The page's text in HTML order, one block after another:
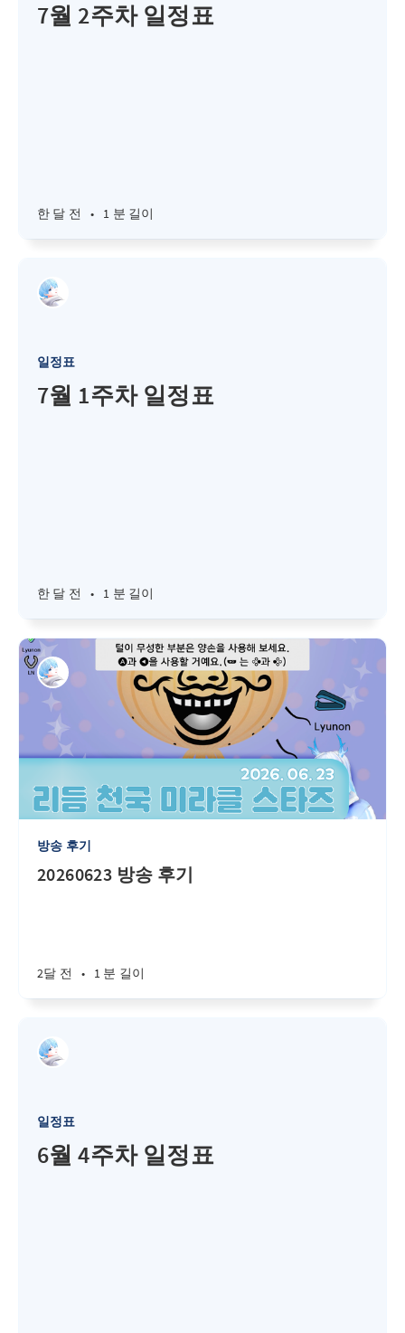
7월 2주차 일정표
한 달 전 • 1 분 길이
일정표
7월 1주차 일정표
한 달 전 • 1 분 길이
방송 후기
20260623 방송 후기
2달 전 • 1 분 길이
일정표
6월 4주차 일정표